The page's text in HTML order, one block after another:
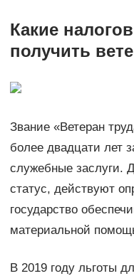
Какие
получить
Звание «Ветеран
более двадцати лет
служебные заслуги.
статус, действуют
государство
материальной
В 2019 году льготы